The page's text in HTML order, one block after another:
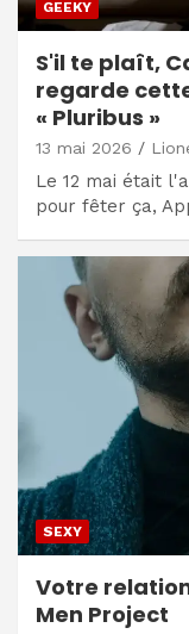
GEEKY
S'il te plaît,
regarde
« Pluribus »
13 mai 2026
Le 12 mai était
pour fêter ça,
SEXY
Votre
Men Project